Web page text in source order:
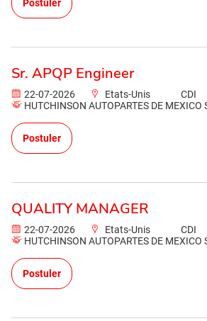
Postuler
Sr. APQP Engineer
22-07-2026 Etats-Unis
CDI
HUTCHINSON AUTOPARTES DE MEXICO
Postuler
QUALITY MANAGER
22-07-2026 Etats-Unis
CDI
HUTCHINSON AUTOPARTES DE MEXICO
Postuler